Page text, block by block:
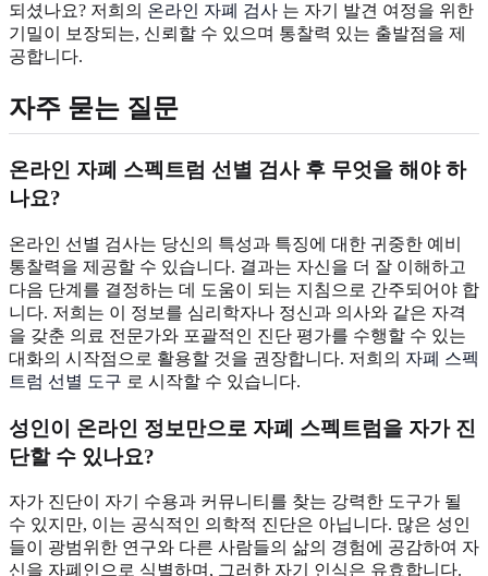
되셨나요? 저희의 온라인 자폐 검사 는 자기 발견 여정을 위한
기밀이 보장되는, 신뢰할 수 있으며 통찰력 있는 출발점을 제
공합니다.
자주 묻는 질문
온라인 자폐 스펙트럼 선별 검사 후 무엇을 해야 하
나요?
온라인 선별 검사는 당신의 특성과 특징에 대한 귀중한 예비
통찰력을 제공할 수 있습니다. 결과는 자신을 더 잘 이해하고
다음 단계를 결정하는 데 도움이 되는 지침으로 간주되어야 합
니다. 저희는 이 정보를 심리학자나 정신과 의사와 같은 자격
을 갖춘 의료 전문가와 포괄적인 진단 평가를 수행할 수 있는
대화의 시작점으로 활용할 것을 권장합니다. 저희의 자폐 스펙
트럼 선별 도구 로 시작할 수 있습니다.
성인이 온라인 정보만으로 자폐 스펙트럼을 자가 진
단할 수 있나요?
자가 진단이 자기 수용과 커뮤니티를 찾는 강력한 도구가 될
수 있지만, 이는 공식적인 의학적 진단은 아닙니다. 많은 성인
들이 광범위한 연구와 다른 사람들의 삶의 경험에 공감하여 자
신을 자폐인으로 식별하며, 그러한 자기 인식은 유효합니다.